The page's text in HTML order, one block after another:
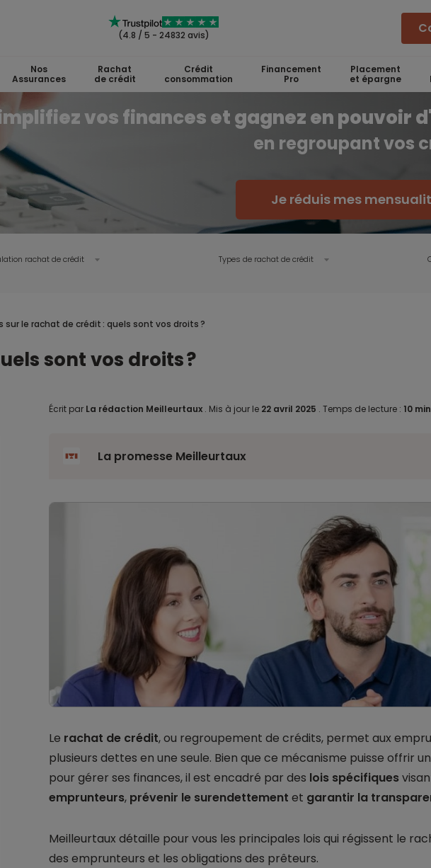
(4.8 / 5 - 24832 avis)
Nos
Assurances
Rachat
de crédit
Crédit
consommation
Financement
Pro
Placement
et épargne
vos finances et gagnez en pouvoir
en regroupant vos
Je réduis mes
rachat de crédit Types de rachat de crédit
sur le rachat de crédit : quels sont vos droits ?
sont vos droits ?
Écrit par La rédaction Meilleurtaux . Mis à jour le 22 avril 2025 . Temps de lecture : 10 min
La promesse Meilleurtaux
Le rachat de crédit, ou regroupement de crédits, permet aux
plusieurs dettes en une seule. Bien que ce mécanisme puisse offrir
pour gérer ses finances, il est encadré par des lois spécifiques
emprunteurs, prévenir le surendettement et garantir la
Meilleurtaux détaille pour vous les principales lois qui régissent le
des emprunteurs et les obligations des prêteurs.